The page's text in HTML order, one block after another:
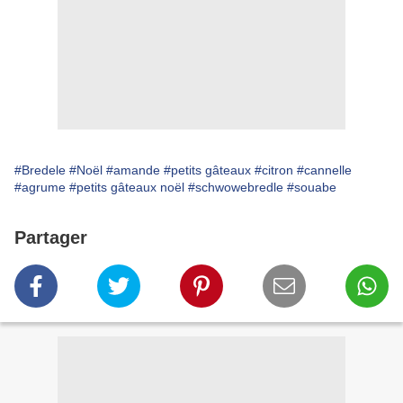
#Bredele #Noël #amande #petits gâteaux #citron #cannelle
#agrume #petits gâteaux noël #schwowebredle #souabe
Partager